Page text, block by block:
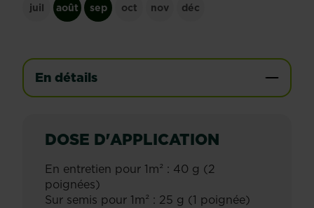
juil août sep oct nov déc
En détails
DOSE D'APPLICATION
En entretien pour 1m² : 40 g (2
poignées)
Sur semis pour 1m² : 25 g (1 poignée)